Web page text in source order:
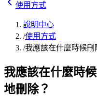
使用方式
說明中心
/使用方式
/我應該在什麼時候刪
我應該在什麼時
地刪除？